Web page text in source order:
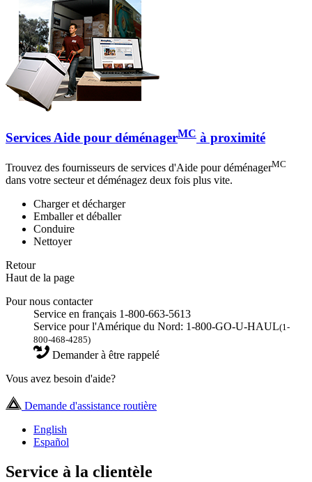
Services Aide pour déménagerMC à proximité
Trouvez des fournisseurs de services d'Aide pour déménagerMC
dans votre secteur et déménagez deux fois plus vite.
Charger et décharger
Emballer et déballer
Conduire
Nettoyer
Retour
Haut de la page
Pour nous contacter
Service en français 1-800-663-5613
Service pour l'Amérique du Nord: 1-800-GO-U-HAUL(1-
800-468-4285)
Demander à être rappelé
Vous avez besoin d'aide?
Demande d'assistance routière
English
Español
Service à la clientèle